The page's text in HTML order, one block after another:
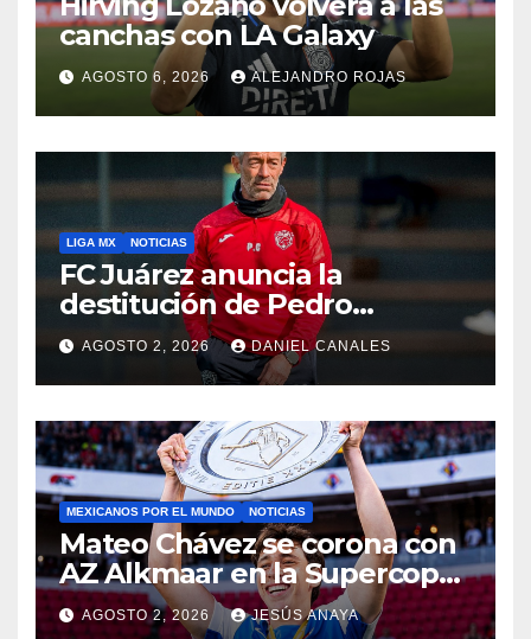
canchas con LA Galaxy
AGOSTO 6, 2026 ALEJANDRO ROJAS
LIGA MX NOTICIAS
FC Juárez anuncia la
destitución de Pedro
Caixinha
AGOSTO 2, 2026 DANIEL CANALES
MEXICANOS POR EL MUNDO NOTICIAS
Mateo Chávez se corona con
AZ Alkmaar en la Supercopa
de Países Bajos
AGOSTO 2, 2026 JESÚS ANAYA